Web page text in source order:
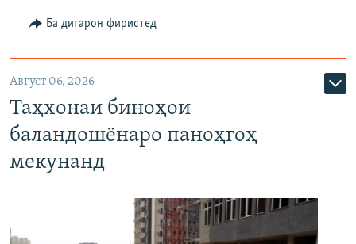
Ба дигарон фиристед
Август 06, 2026
Таҳхонаи биноҳои
баландошёнаро паноҳгоҳ
мекунанд